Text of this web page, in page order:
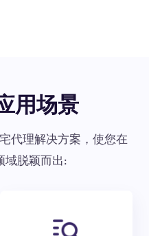
用场景
代理解决方案，使您在
域脱颖而出: